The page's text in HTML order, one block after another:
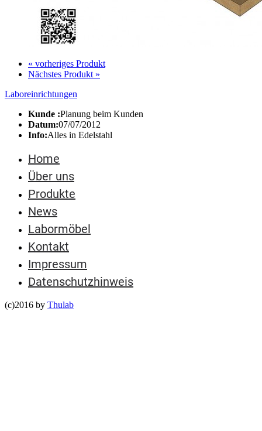
« vorheriges Produkt
Nächstes Produkt »
Laboreinrichtungen
Kunde :Planung beim Kunden
Datum:07/07/2012
Info:Alles in Edelstahl
Home
Über uns
Produkte
News
Labormöbel
Kontakt
Impressum
Datenschutzhinweis
(c)2016 by Thulab